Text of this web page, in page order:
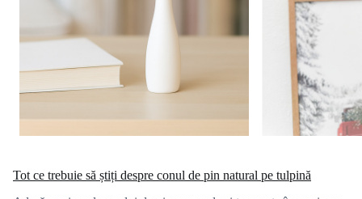
Tot ce trebuie să știți despre conul de pin natural pe tulpină